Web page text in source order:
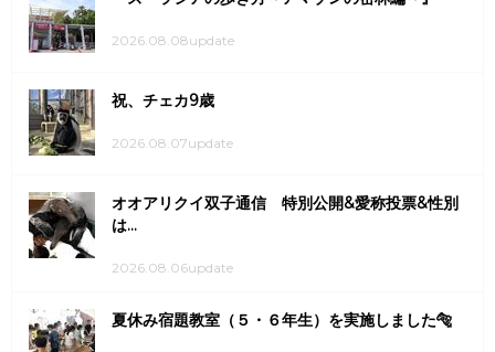
2026.08.08update
祝、チェカ9歳
2026.08.07update
オオアリクイ双子通信 特別公開&愛称投票&性別
は...
2026.08.06update
夏休み宿題教室（５・６年生）を実施しました🐅